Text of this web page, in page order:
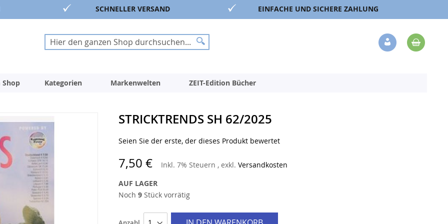
SCHNELLER VERSAND EINFACHE UND SICHERE ZAHLUNG
Suche
Suche
Veränderung
Shop Kategorien Markenwelten ZEIT-Edition Bücher
STRICKTRENDS SH 62/2025
Seien Sie der erste, der dieses Produkt bewertet
7,50 € Inkl. 7% Steuern , exkl. Versandkosten
AUF LAGER
Noch 9Stück vorrätig